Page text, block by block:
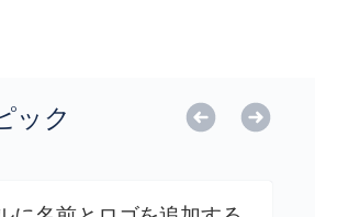
ック